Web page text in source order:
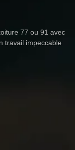
77 ou 91 avec
travail impeccable